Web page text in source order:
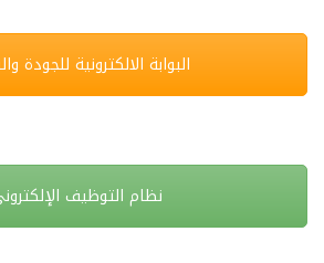
البوابة الالكترونية للجودة
نظام التوظيف